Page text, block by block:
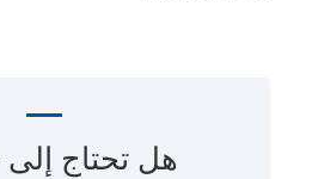
هل تحتاج إلى